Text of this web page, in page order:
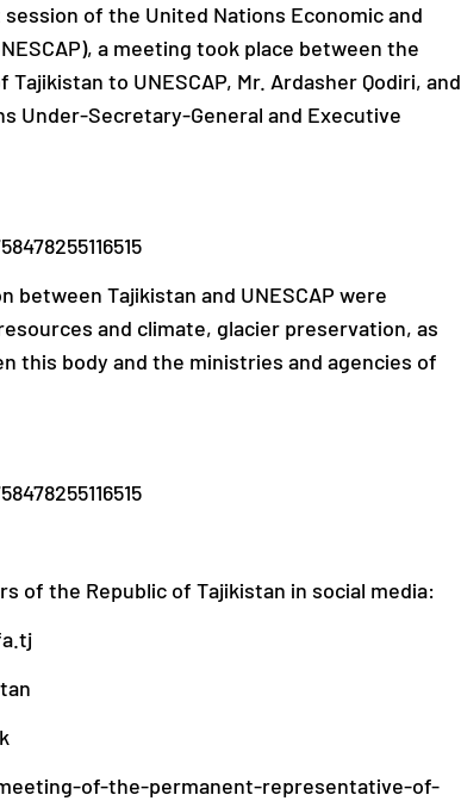
of the United Nations Economic and
a meeting took place between the
to UNESCAP, Mr. Ardasher Qodiri, and
Under-Secretary-General and Executive
Tajikistan and UNESCAP were
and climate, glacier preservation, as
this body and the ministries and agencies of
of the Republic of Tajikistan in social media:
of-the-permanent-representative-of-